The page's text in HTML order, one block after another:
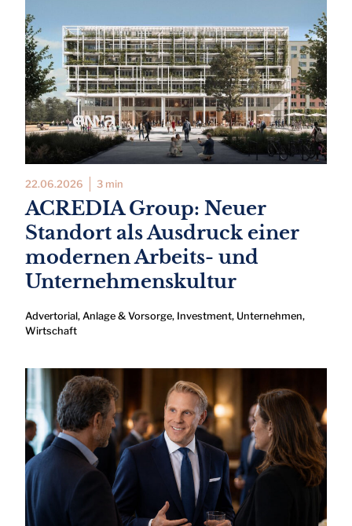
22.06.2026 3 min
ACREDIA Group: Neuer
Standort als Ausdruck einer
modernen Arbeits- und
Unternehmenskultur
Advertorial, Anlage & Vorsorge, Investment, Unternehmen,
Wirtschaft